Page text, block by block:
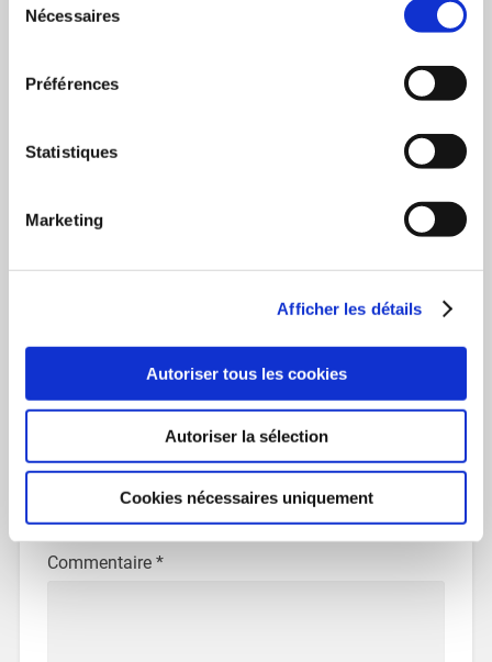
Nécessaires
Préférences
Statistiques
Marketing
Afficher les détails
Autoriser tous les cookies
Autoriser la sélection
Cookies nécessaires uniquement
TheBookEdition
25 février 2009
Actualités
Article suivant
Laisser un commentaire
Votre adresse e-mail ne sera pas publiée.Les champs
Commentaire *